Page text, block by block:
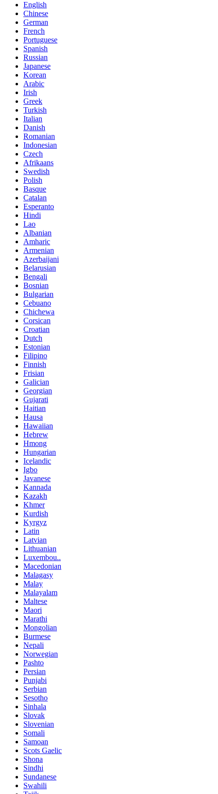
English
Chinese
German
French
Portuguese
Spanish
Russian
Japanese
Korean
Arabic
Irish
Greek
Turkish
Italian
Danish
Romanian
Indonesian
Czech
Afrikaans
Swedish
Polish
Basque
Catalan
Esperanto
Hindi
Lao
Albanian
Amharic
Armenian
Azerbaijani
Belarusian
Bengali
Bosnian
Bulgarian
Cebuano
Chichewa
Corsican
Croatian
Dutch
Estonian
Filipino
Finnish
Frisian
Galician
Georgian
Gujarati
Haitian
Hausa
Hawaiian
Hebrew
Hmong
Hungarian
Icelandic
Igbo
Javanese
Kannada
Kazakh
Khmer
Kurdish
Kyrgyz
Latin
Latvian
Lithuanian
Luxembou..
Macedonian
Malagasy
Malay
Malayalam
Maltese
Maori
Marathi
Mongolian
Burmese
Nepali
Norwegian
Pashto
Persian
Punjabi
Serbian
Sesotho
Sinhala
Slovak
Slovenian
Somali
Samoan
Scots Gaelic
Shona
Sindhi
Sundanese
Swahili